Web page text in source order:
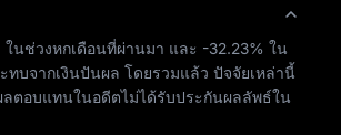
ในช่วงหกเดือนที่ผ่านมา และ -32.23% ใน
บจากเงินปันผล โดยรวมแล้ว ปัจจัยเหล่านี้
ลตอบแทนในอดีตไม่ได้รับประกันผลลัพธ์ใน